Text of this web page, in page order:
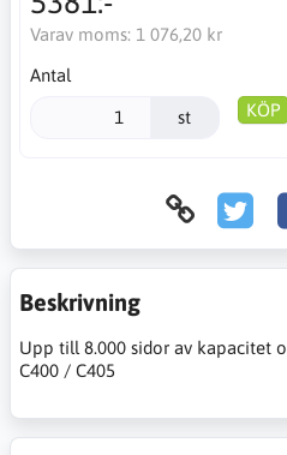
Varav moms: 1 076,20 kr
Antal
st KÖP
Beskrivning
Upp till 8.000 sidor av kapacitet
C400 / C405